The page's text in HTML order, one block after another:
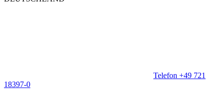
Telefon +49 721
18397-0